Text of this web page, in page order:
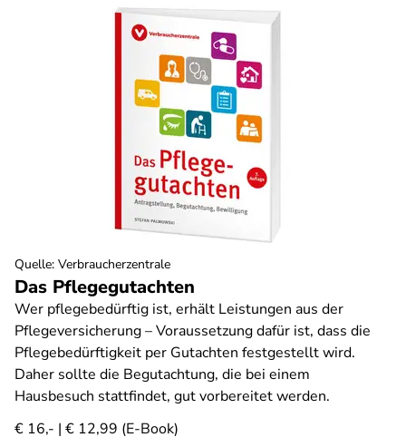
Das Pflegegutachten
Wer pflegebedürftig ist, erhält Leistungen aus der
Pflegeversicherung – Voraussetzung dafür ist, dass die
Pflegebedürftigkeit per Gutachten festgestellt wird.
Daher sollte die Begutachtung, die bei einem
Hausbesuch stattfindet, gut vorbereitet werden.
€ 16,- | € 12,99 (E-Book)
Quelle: Verbraucherzentrale